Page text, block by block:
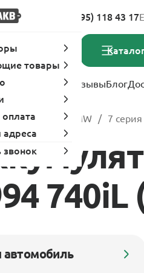
8 (495) 118 43 17
Вопрос-ответ ОтзывыБлог
Каталог BMW 7 серия
740iL
автомобиль
товары
адреса
звонок